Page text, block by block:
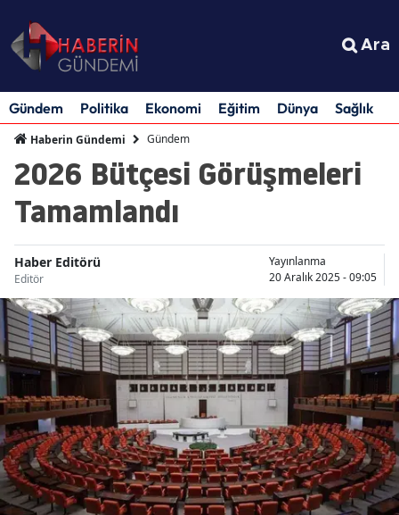
Ara
Gündem Politika Ekonomi Eğitim Dünya Sağlık
Haberin Gündemi Gündem
2026 Bütçesi Görüşmeleri
Tamamlandı
Haber Editörü
Editör
Yayınlanma
20 Aralık 2025 - 09:05